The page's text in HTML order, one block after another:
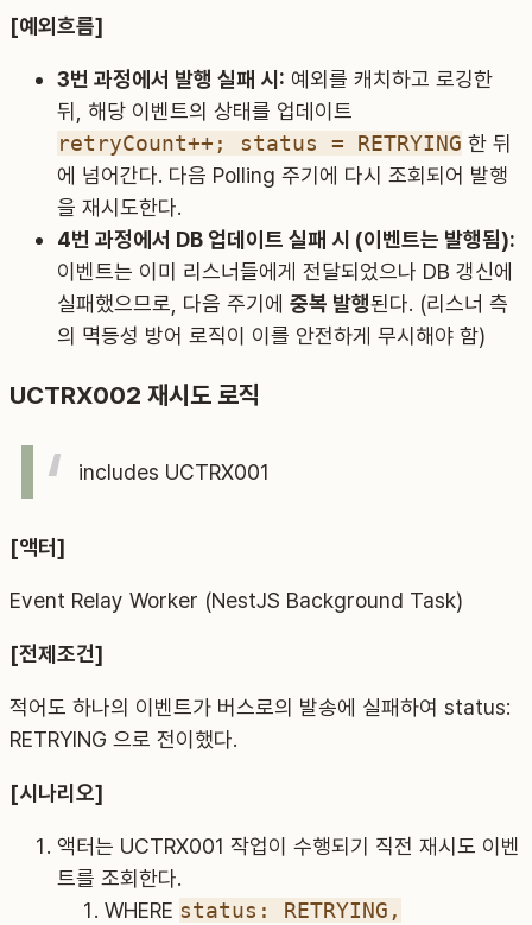
[예외흐름]
3번 과정에서 발행 실패 시: 예외를 캐치하고 로깅한
뒤, 해당 이벤트의 상태를 업데이트
retryCount++; status = RETRYING 한 뒤
에 넘어간다. 다음 Polling 주기에 다시 조회되어 발행
을 재시도한다.
4번 과정에서 DB 업데이트 실패 시 (이벤트는 발행됨):
이벤트는 이미 리스너들에게 전달되었으나 DB 갱신에
실패했으므로, 다음 주기에 중복 발행된다. (리스너 측
의 멱등성 방어 로직이 이를 안전하게 무시해야 함)
UCTRX002 재시도 로직
includes UCTRX001
[액터]
Event Relay Worker (NestJS Background Task)
[전제조건]
적어도 하나의 이벤트가 버스로의 발송에 실패하여 status:
RETRYING 으로 전이했다.
[시나리오]
액터는 UCTRX001 작업이 수행되기 직전 재시도 이벤
트를 조회한다.
WHERE status: RETRYING,